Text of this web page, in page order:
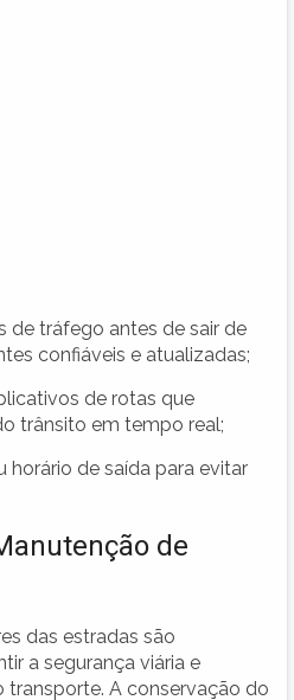
de tráfego antes de sair de
confiáveis e atualizadas;
de rotas que
trânsito em tempo real;
horário de saída para evitar
de
das estradas são
a segurança viária e
transporte. A conservação do